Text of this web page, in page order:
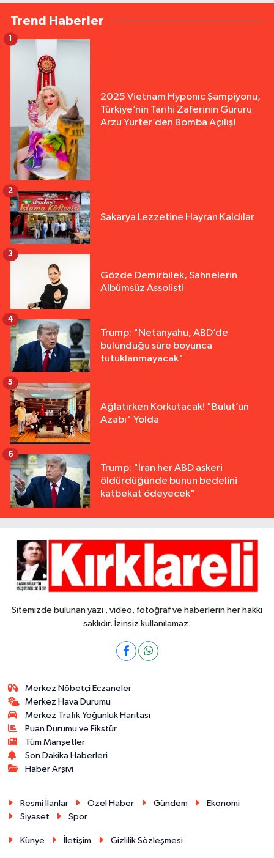
Trend Haberler
2025 Vietnam Hyponıc Şampiyonu,
Türkiye’nin Tarihi Zaferinin Gururu
Arzu Yurter’den Bomba Açılış!
1
Sakarya Lezzetine Hayran Kaldılar
2
Gözde Demirbilek, Sahnelerin
Albümsüz Assolisti
3
Trump: "Netanyahu, ABD’de
bulunduğu süre boyunca
tutuklanmayacak"
4
Ağlatırken Korkutacak! "Bulut’un
Azabı" Yolda
5
Trump: "İran her ABD askeri
öldürdüğünde bunun bedelini
katbekat ödeyecek"
6
Sitemizde bulunan yazı , video, fotoğraf ve haberlerin her hakkı
saklıdır. İzinsiz kullanılamaz.
Merkez Nöbetçi Eczaneler
Merkez Hava Durumu
Merkez Trafik Yoğunluk Haritası
Puan Durumu ve Fikstür
Tüm Manşetler
Son Dakika Haberleri
Haber Arşivi
Resmi İlanlar Özel Haber Gündem
Ekonomi
Siyaset
Spor
Künye İletişim Gizlilik Sözleşmesi